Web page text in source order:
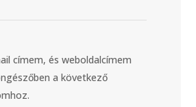
címem, és weboldalcímem
a következő